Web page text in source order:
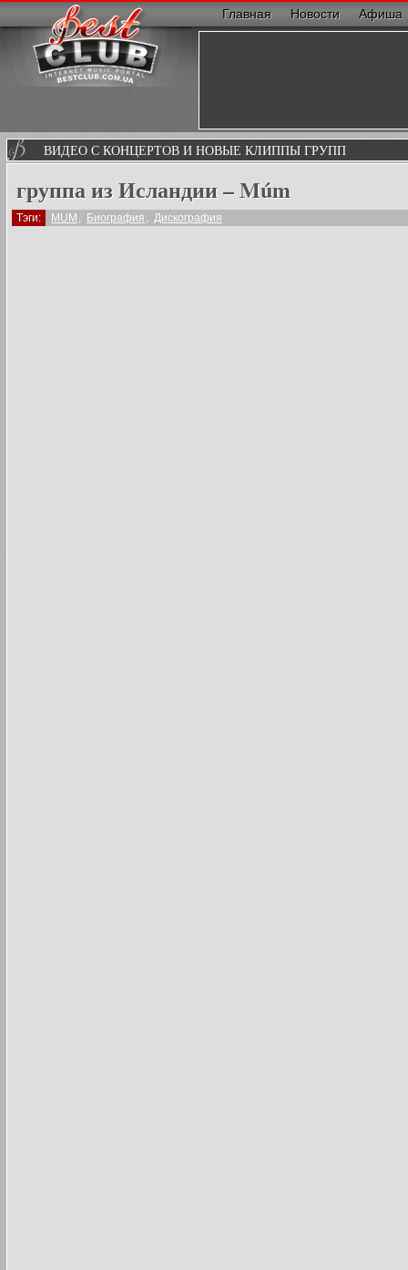
Главная Новости Афиша
ВИДЕО С КОНЦЕРТОВ И НОВЫЕ КЛИППЫ ГРУПП
группа из Исландии – Múm
Тэги: MUM , Биография , Дискография